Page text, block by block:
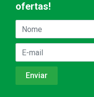
ofertas!